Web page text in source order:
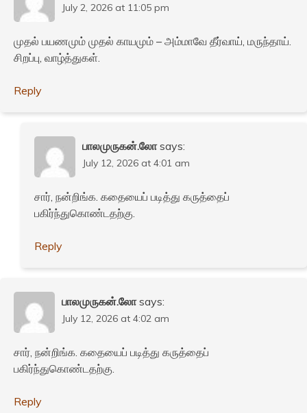
July 2, 2026 at 11:05 pm
முதல் பயணமும் முதல் காயமும் – அம்மாவே தீர்வாய், மருந்தாய்.
சிறப்பு, வாழ்த்துகள்.
Reply
பாலமுருகன்.லோ says:
July 12, 2026 at 4:01 am
சார், நன்றிங்க. கதையைப் படித்து கருத்தைப்
பகிர்ந்துகொண்டதற்கு.
Reply
பாலமுருகன்.லோ says:
July 12, 2026 at 4:02 am
சார், நன்றிங்க. கதையைப் படித்து கருத்தைப்
பகிர்ந்துகொண்டதற்கு.
Reply